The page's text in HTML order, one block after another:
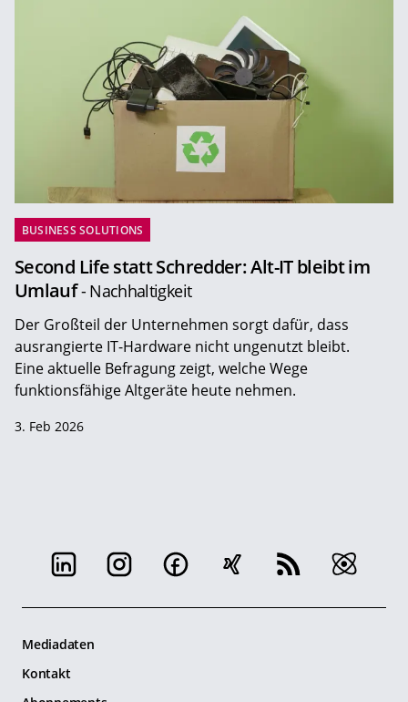
BUSINESS SOLUTIONS
Second Life statt Schredder: Alt-IT bleibt im
Umlauf- Nachhaltigkeit
Der Großteil der Unternehmen sorgt dafür, dass
ausrangierte IT-Hardware nicht ungenutzt bleibt.
Eine aktuelle Befragung zeigt, welche Wege
funktionsfähige Altgeräte heute nehmen.
3. Feb 2026
Mediadaten
Kontakt